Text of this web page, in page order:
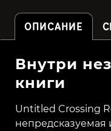
ОПИСАНИЕ
Внутри
книги
Untitled Crossing
непредсказуемая